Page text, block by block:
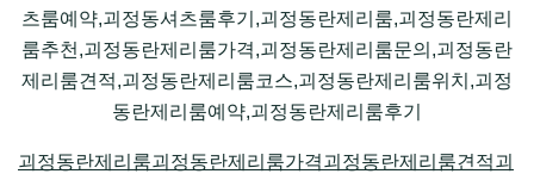
츠룸예약,괴정동셔츠룸후기,괴정동란제리룸,괴정동란제리
룸추천,괴정동란제리룸가격,괴정동란제리룸문의,괴정동란
제리룸견적,괴정동란제리룸코스,괴정동란제리룸위치,괴정
동란제리룸예약,괴정동란제리룸후기
괴정동란제리룸괴정동란제리룸가격괴정동란제리룸견적괴